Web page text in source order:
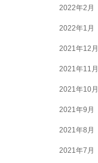
2022年2月
2022年1月
2021年12月
2021年11月
2021年10月
2021年9月
2021年8月
2021年7月